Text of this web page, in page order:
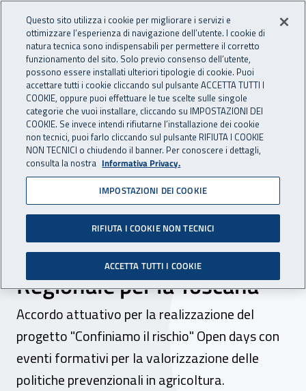
INAIL - Istituto Nazionale
Apri cerca
Navigazione principale
Navigazione - Ti trovi in:
Home Atti e documenti Protocolli e Accordi
06 marzo 2025
06 marzo 2025
Accordo attuativo tra Inail
Dr Toscana, Confagricoltura
Toscana e Ufficio Scolastico
Regionale per la Toscana
Accordo attuativo per la realizzazione del
progetto "Confiniamo il rischio" Open days con
eventi formativi per la valorizzazione delle
politiche prevenzionali in agricoltura.
Questo sito utilizza i cookie per migliorare i servizi e
ottimizzare l’esperienza di navigazione dell’utente. I cookie di
natura tecnica sono indispensabili per permettere il corretto
funzionamento del sito. Solo previo consenso dell’utente,
possono essere installati ulteriori tipologie di cookie. Puoi
accettare tutti i cookie cliccando sul pulsante ACCETTA TUTTI I
COOKIE, oppure puoi effettuare le tue scelte sulle singole
categorie che vuoi installare, cliccando su IMPOSTAZIONI DEI
COOKIE. Se invece intendi rifiutarne l’installazione dei cookie
non tecnici, puoi farlo cliccando sul pulsante RIFIUTA I COOKIE
NON TECNICI o chiudendo il banner. Per conoscere i dettagli,
consulta la nostra Informativa Privacy.
IMPOSTAZIONI DEI COOKIE
RIFIUTA I COOKIE NON TECNICI
ACCETTA TUTTI I COOKIE